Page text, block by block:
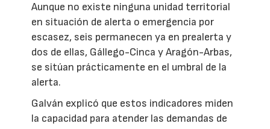
Aunque no existe ninguna unidad territorial
en situación de alerta o emergencia por
escasez, seis permanecen ya en prealerta y
dos de ellas, Gállego-Cinca y Aragón-Arbas,
se sitúan prácticamente en el umbral de la
alerta.
Galván explicó que estos indicadores miden
la capacidad para atender las demandas de